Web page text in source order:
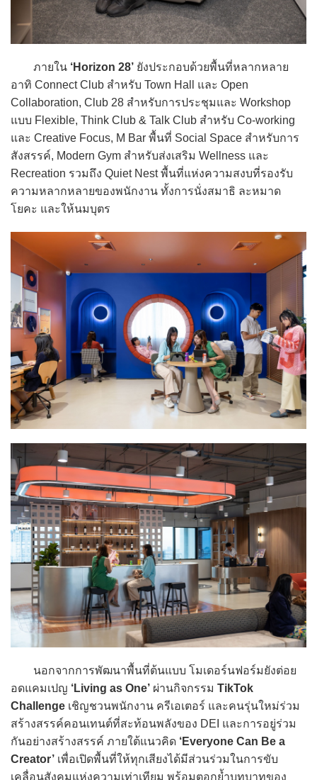
ภายใน ‘Horizon 28’ ยังประกอบด้วยพื้นที่หลากหลาย
อาทิ Connect Club สำหรับ Town Hall และ Open
Collaboration, Club 28 สำหรับการประชุมและ Workshop
แบบ Flexible, Think Club & Talk Club สำหรับ Co-working
และ Creative Focus, M Bar พื้นที่ Social Space สำหรับการ
สังสรรค์, Modern Gym สำหรับส่งเสริม Wellness และ
Recreation รวมถึง Quiet Nest พื้นที่แห่งความสงบที่รองรับ
ความหลากหลายของพนักงาน ทั้งการนั่งสมาธิ ละหมาด
โยคะ และให้นมบุตร
นอกจากการพัฒนาพื้นที่ต้นแบบ โมเดอร์นฟอร์มยังต่อย
อดแคมเปญ ‘Living as One’ ผ่านกิจกรรม TikTok
Challenge เชิญชวนพนักงาน ครีเอเตอร์ และคนรุ่นใหม่ร่วม
สร้างสรรค์คอนเทนต์ที่สะท้อนพลังของ DEI และการอยู่ร่วม
กันอย่างสร้างสรรค์ ภายใต้แนวคิด ‘Everyone Can Be a
Creator’ เพื่อเปิดพื้นที่ให้ทุกเสียงได้มีส่วนร่วมในการขับ
เคลื่อนสังคมแห่งความเท่าเทียม พร้อมตอกย้ำบทบาทของ